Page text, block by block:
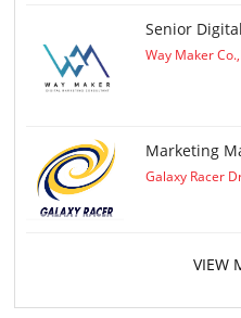
Senior
Way Maker
Marketing
Galaxy Racer
VIEW